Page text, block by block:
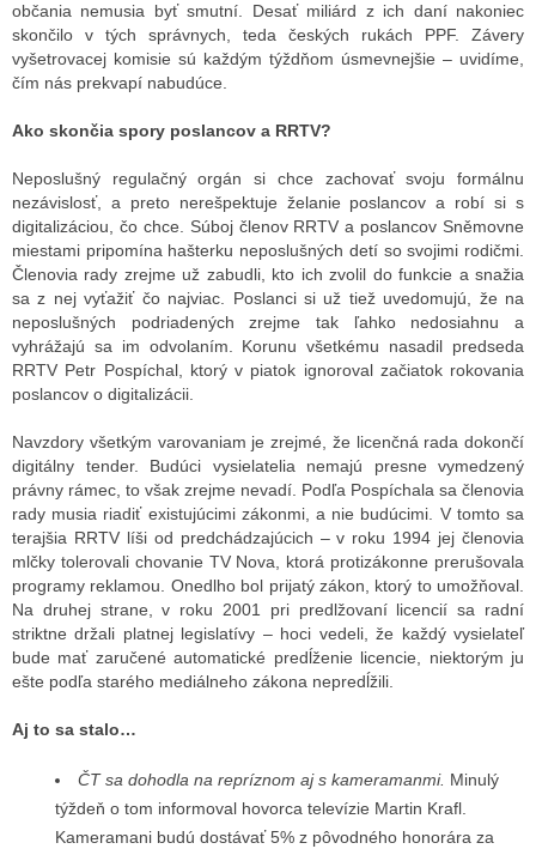
občania nemusia byť smutní. Desať miliárd z ich daní nakoniec
skončilo v tých správnych, teda českých rukách PPF. Závery
vyšetrovacej komisie sú každým týždňom úsmevnejšie – uvidíme,
čím nás prekvapí nabudúce.
Ako skončia spory poslancov a RRTV?
Neposlušný regulačný orgán si chce zachovať svoju formálnu
nezávislosť, a preto nerešpektuje želanie poslancov a robí si s
digitalizáciou, čo chce. Súboj členov RRTV a poslancov Sněmovne
miestami pripomína hašterku neposlušných detí so svojimi rodičmi.
Členovia rady zrejme už zabudli, kto ich zvolil do funkcie a snažia
sa z nej vyťažiť čo najviac. Poslanci si už tiež uvedomujú, že na
neposlušných podriadených zrejme tak ľahko nedosiahnu a
vyhrážajú sa im odvolaním. Korunu všetkému nasadil predseda
RRTV Petr Pospíchal, ktorý v piatok ignoroval začiatok rokovania
poslancov o digitalizácii.
Navzdory všetkým varovaniam je zrejmé, že licenčná rada dokončí
digitálny tender. Budúci vysielatelia nemajú presne vymedzený
právny rámec, to však zrejme nevadí. Podľa Pospíchala sa členovia
rady musia riadiť existujúcimi zákonmi, a nie budúcimi. V tomto sa
terajšia RRTV líši od predchádzajúcich – v roku 1994 jej členovia
mlčky tolerovali chovanie TV Nova, ktorá protizákonne prerušovala
programy reklamou. Onedlho bol prijatý zákon, ktorý to umožňoval.
Na druhej strane, v roku 2001 pri predlžovaní licencií sa radní
striktne držali platnej legislatívy – hoci vedeli, že každý vysielateľ
bude mať zaručené automatické predĺženie licencie, niektorým ju
ešte podľa starého mediálneho zákona nepredĺžili.
Aj to sa stalo…
ČT sa dohodla na repríznom aj s kameramanmi. Minulý
týždeň o tom informoval hovorca televízie Martin Krafl.
Kameramani budú dostávať 5% z pôvodného honorára za